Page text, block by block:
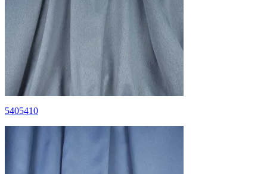
5405410